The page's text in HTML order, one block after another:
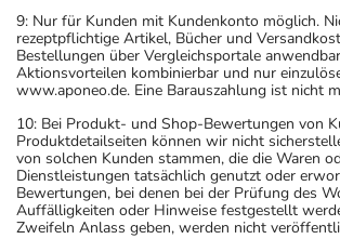
9: Nur für Kunden mit Kundenkonto möglich.
rezeptpflichtige Artikel, Bücher und
Bestellungen über Vergleichsportale
Aktionsvorteilen kombinierbar und nur
www.aponeo.de. Eine Barauszahlung ist nicht
10: Bei Produkt- und Shop-Bewertungen von
Produktdetailseiten können wir nicht
von solchen Kunden stammen, die die Waren
Dienstleistungen tatsächlich genutzt oder
Bewertungen, bei denen bei der Prüfung des
Auffälligkeiten oder Hinweise festgestellt
Zweifeln Anlass geben, werden nicht